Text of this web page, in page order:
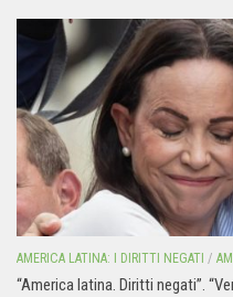
AMERICA LATINA: I DIRITTI NEGATI /
“America latina. Diritti negati”.